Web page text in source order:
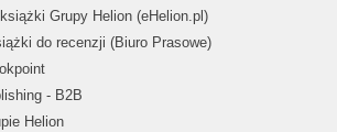
Grupy Helion (eHelion.pl)
do recenzji (Biuro Prasowe)
- B2B
Helion